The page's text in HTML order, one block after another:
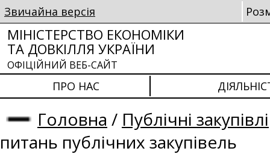
Звичайна версія
МІНІСТЕРСТВО ЕКОНОМІКИ
ТА ДОВКІЛЛЯ УКРАЇНИ
ОФІЦІЙНИЙ ВЕБ-САЙТ
ПРО НАС
Головна / Публічні закупівлі
питань публічних закупівель